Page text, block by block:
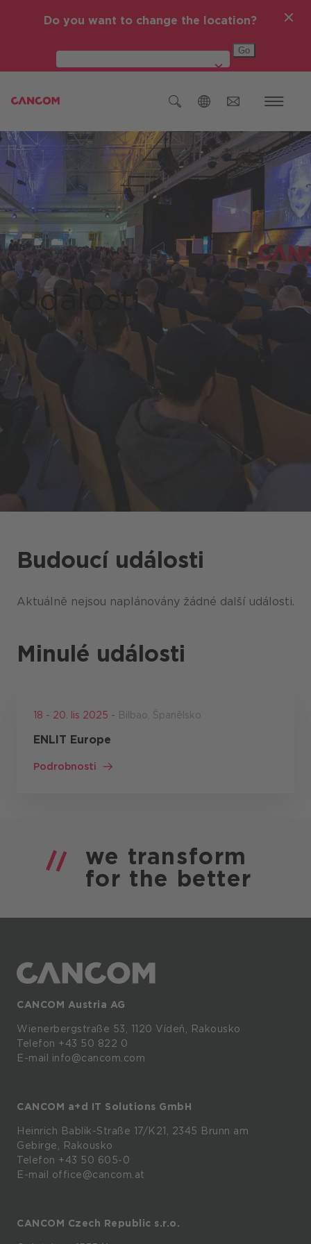
Do you want to change the location?
Austria (Deutsch)
Germany (Deutsch)
Česká republika
Romania (Română)
Global (English)
Události
Budoucí události
Aktuálně nejsou naplánovány žádné další události.
Minulé události
18 - 20. lis 2025 - Bilbao, Španělsko
ENLIT Europe
Podrobnosti
we transform
for the better
CANCOM Austria AG
Wienerbergstraße 53, 1120 Vídeň, Rakousko
Telefon +43 50 822 0
E-mail info@cancom.com
CANCOM a+d IT Solutions GmbH
Heinrich Bablik-Straße 17/K21, 2345 Brunn am
Gebirge, Rakousko
Telefon +43 50 605-0
E-mail office@cancom.at
CANCOM Czech Republic s.r.o.